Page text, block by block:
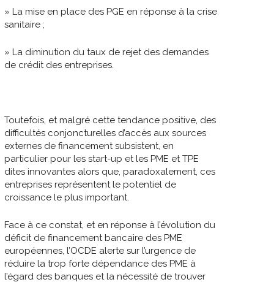
» La mise en place des PGE en réponse à la crise
sanitaire ;
» La diminution du taux de rejet des demandes
de crédit des entreprises.
Toutefois, et malgré cette tendance positive, des
difficultés conjoncturelles d’accès aux sources
externes de financement subsistent, en
particulier pour les start-up et les PME et TPE
dites innovantes alors que, paradoxalement, ces
entreprises représentent le potentiel de
croissance le plus important.
Face à ce constat, et en réponse à l’évolution du
déficit de financement bancaire des PME
européennes, l’OCDE alerte sur l’urgence de
réduire la trop forte dépendance des PME à
l’égard des banques et la nécessité de trouver